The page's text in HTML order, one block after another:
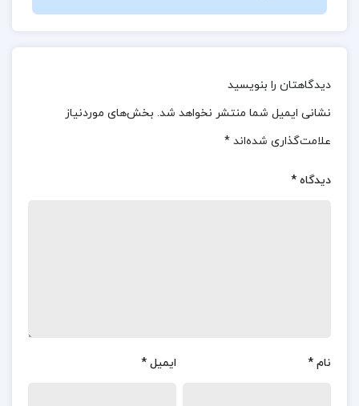
اطلاعات مالی را ارزیابی می‌کند. در مدل مسئولیت
اطلاعات مالی برای اطمینان از صحت داده‌ها می‌پردازد.
تجزیه و تحلیل صورتهای مالی pdf
دیدگاهتان را بنویسید
نشانی ایمیل شما منتشر نخواهد شد. بخش‌های موردنیاز
علامت‌گذاری شده‌اند *
دیدگاه *
نام * ایمیل *